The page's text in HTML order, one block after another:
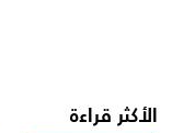
الأكثر قراءة